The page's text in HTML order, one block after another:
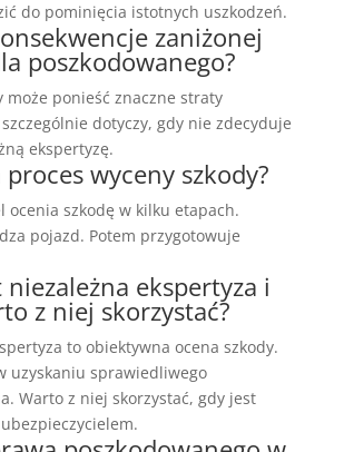
do pominięcia istotnych uszkodzeń.
zaniżonej
poszkodowanego?
może ponieść znaczne straty
dotyczy, gdy nie zdecyduje
ekspertyzę.
proces wyceny szkody?
ocenia szkodę w kilku etapach.
pojazd. Potem przygotowuje
niezależna ekspertyza i
z niej skorzystać?
to obiektywna ocena szkody.
uzyskaniu sprawiedliwego
Warto z niej skorzystać, gdy jest